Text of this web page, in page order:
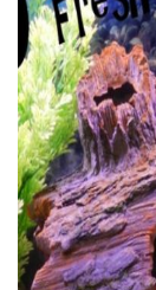
PECES Y
5
acuario
de la
9,2026